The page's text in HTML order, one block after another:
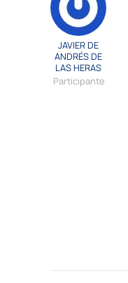
JAVIER DE
ANDRÉS DE
LAS HERAS
Participante